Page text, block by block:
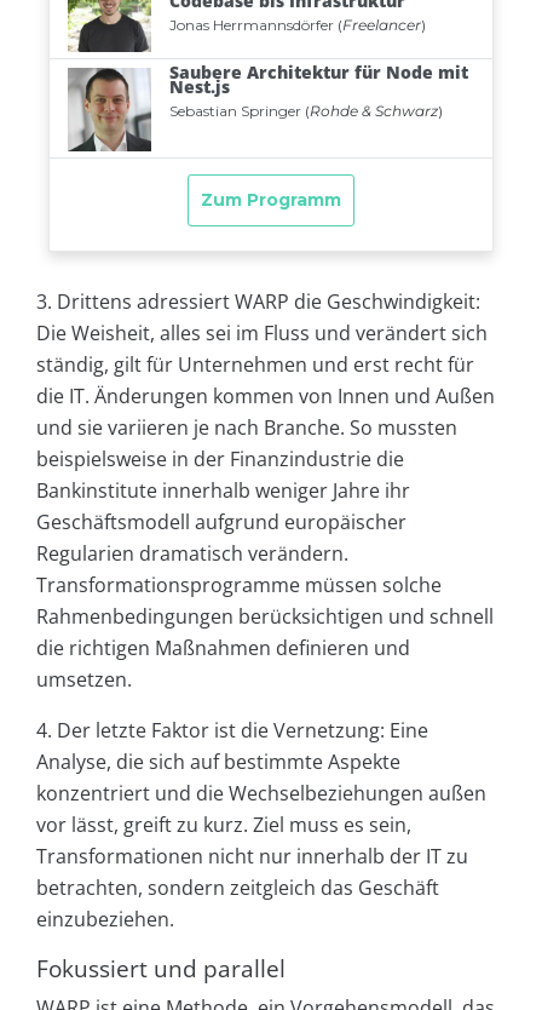
3. Drittens adressiert WARP die Geschwindigkeit:
Die Weisheit, alles sei im Fluss und verändert sich
ständig, gilt für Unternehmen und erst recht für
die IT. Änderungen kommen von Innen und Außen
und sie variieren je nach Branche. So mussten
beispielsweise in der Finanzindustrie die
Bankinstitute innerhalb weniger Jahre ihr
Geschäftsmodell aufgrund europäischer
Regularien dramatisch verändern.
Transformationsprogramme müssen solche
Rahmenbedingungen berücksichtigen und schnell
die richtigen Maßnahmen definieren und
umsetzen.
4. Der letzte Faktor ist die Vernetzung: Eine
Analyse, die sich auf bestimmte Aspekte
konzentriert und die Wechselbeziehungen außen
vor lässt, greift zu kurz. Ziel muss es sein,
Transformationen nicht nur innerhalb der IT zu
betrachten, sondern zeitgleich das Geschäft
einzubeziehen.
Fokussiert und parallel